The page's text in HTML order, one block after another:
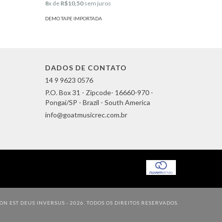
8x de R$10,50sem juros
DEMO TAPE IMPORTADA
DADOS DE CONTATO
14 9 9623 0576
P.O. Box 31 - Zipcode- 16660-970 -
Pongaí/SP - Brazil - South America
info@goatmusicrec.com.br
EST DEUS INVERSUS - 2026. TODOS OS DIREITOS RESERVADOS.